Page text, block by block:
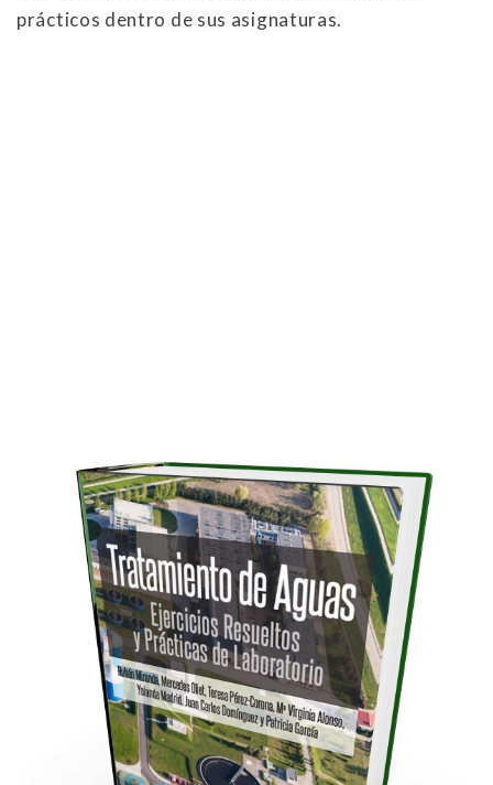
prácticos dentro de sus asignaturas.